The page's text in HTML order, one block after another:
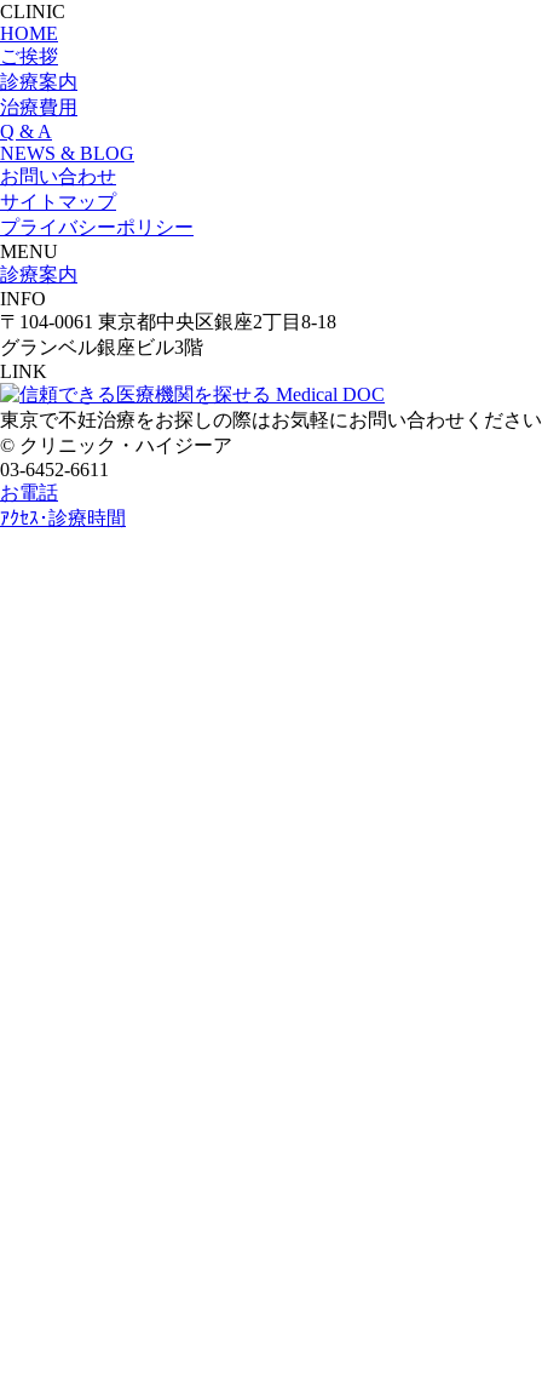
CLINIC
HOME
ご挨拶
診療案内
治療費用
Q & A
NEWS & BLOG
お問い合わせ
サイトマップ
プライバシーポリシー
MENU
診療案内
INFO
〒104-0061 東京都中央区銀座2丁目8-18
グランベル銀座ビル3階
LINK
東京で不妊治療をお探しの際はお気軽にお問い合わせください
© クリニック・ハイジーア
03-6452-6611
お電話
ｱｸｾｽ･診療時間